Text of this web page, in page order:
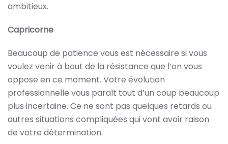
ambitieux.
Capricorne
Beaucoup de patience vous est nécessaire si vous
voulez venir à bout de la résistance que l’on vous
oppose en ce moment. Votre évolution
professionnelle vous paraît tout d’un coup beaucoup
plus incertaine. Ce ne sont pas quelques retards ou
autres situations compliquées qui vont avoir raison
de votre détermination.